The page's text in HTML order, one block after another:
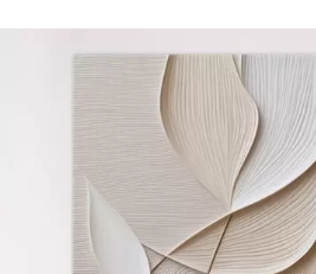
Környezetbarát anyag